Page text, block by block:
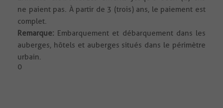
ne paient pas. À partir de 3 (trois) ans, le paiement est
complet.
Remarque: Embarquement et débarquement dans les
auberges, hôtels et auberges situés dans le périmètre
urbain.
0